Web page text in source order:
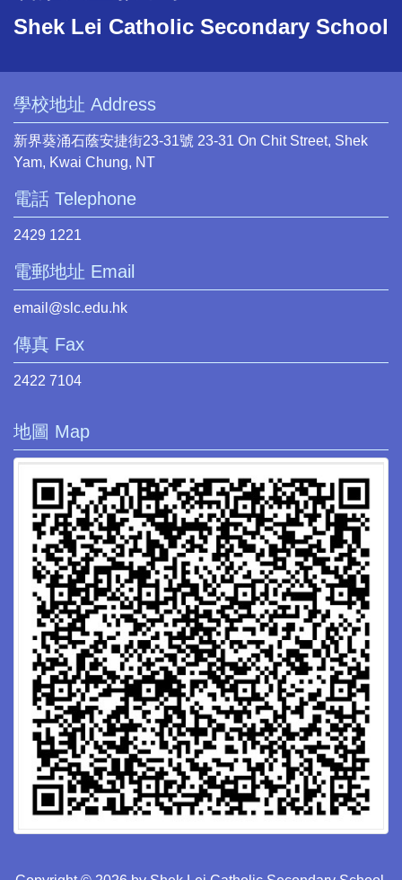
Shek Lei Catholic Secondary School
學校地址 Address
新界葵涌石蔭安捷街23-31號 23-31 On Chit Street, Shek
Yam, Kwai Chung, NT
電話 Telephone
2429 1221
電郵地址 Email
email@slc.edu.hk
傳真 Fax
2422 7104
地圖 Map